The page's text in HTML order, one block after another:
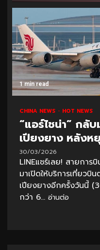
1 min read
CHINA NEWS HOT NEWS
“แอร์ไชน่า” กลั
เปียงยาง หลังห
30/03/2026
LINEแชร์เลย! สายการ
มาเปิดให้บริการเที่ยวบิ
เปียงยางอีกครั้งวันนี้
กว่า 6... อ่านต่อ